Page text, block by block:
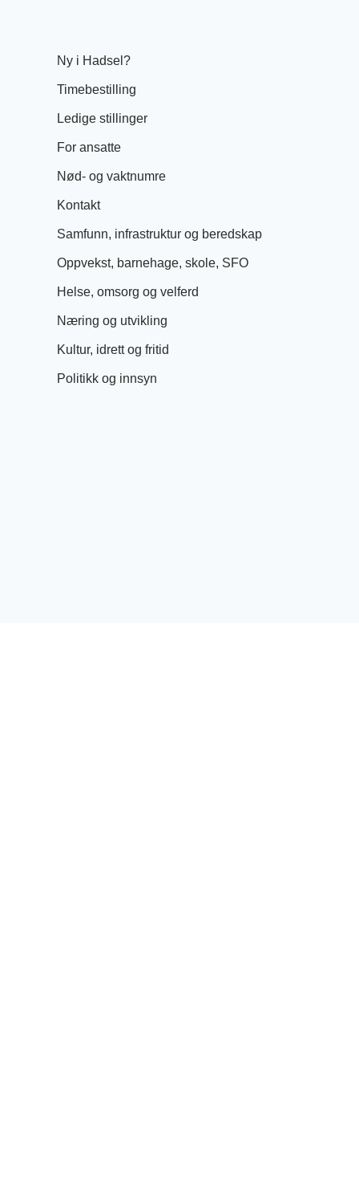
Ny i Hadsel?
Timebestilling
Ledige stillinger
For ansatte
Nød- og vaktnumre
Kontakt
Samfunn, infrastruktur og beredskap
Oppvekst, barnehage, skole, SFO
Helse, omsorg og velferd
Næring og utvikling
Kultur, idrett og fritid
Politikk og innsyn